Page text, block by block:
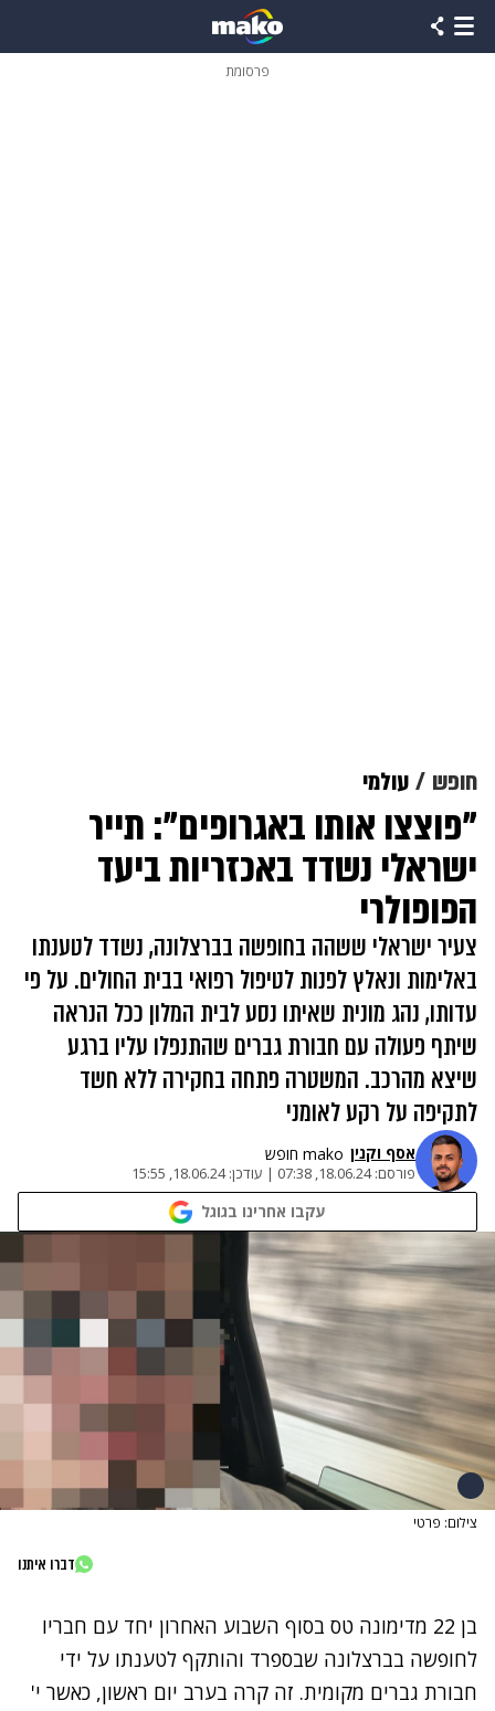
פרסומת
חופש עולמי
"פוצצו אותו באגרופים": תייר
ישראלי נשדד באכזריות ביעד
הפופולרי
צעיר ישראלי ששהה בחופשה בברצלונה, נשדד לטענתו
באלימות ונאלץ לפנות לטיפול רפואי בבית החולים. על פי
עדותו, נהג מונית שאיתו נסע לבית המלון ככל הנראה
שיתף פעולה עם חבורת גברים שהתנפלו עליו ברגע
שיצא מהרכב. המשטרה פתחה בחקירה ללא חשד
לתקיפה על רקע לאומני
אסף וקנין mako חופש
פורסם:18.06.24, 07:38
| עודכן:18.06.24, 15:55
עקבו אחרינו בגוגל
צילום: פרטי
דברו איתנו
בן 22 מדימונה טס בסוף השבוע האחרון יחד עם חבריו
לחופשה בברצלונה שבספרד והותקף לטענתו על ידי
חבורת גברים מקומית. זה קרה בערב יום ראשון, כאשר י'